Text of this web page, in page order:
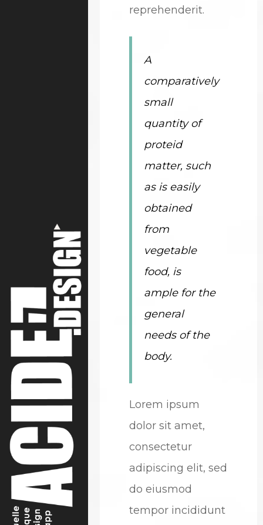
reprehenderit.
A
comparatively
small
quantity of
proteid
matter, such
as is easily
obtained
from
vegetable
food, is
ample for the
general
needs of the
body.
Lorem ipsum
dolor sit amet,
consectetur
adipiscing elit, sed
do eiusmod
tempor incididunt